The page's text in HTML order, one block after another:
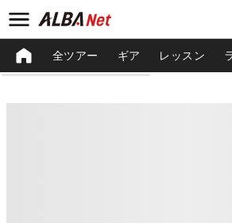
全ツアー ギア レッスン